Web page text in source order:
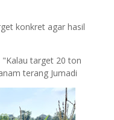
konkret agar hasil
target 20 ton
terang Jumadi